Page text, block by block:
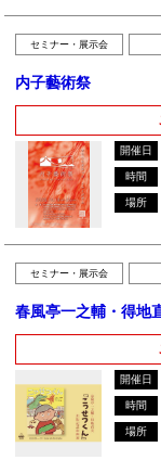
セミナー・展示会
内子藝術祭
開催日
時間
場所
セミナー・展示会
春風亭一之輔・得地
開催日
時間
場所